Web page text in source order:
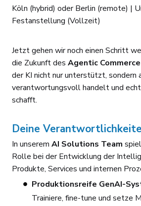
Köln (hybrid) oder Berlin (remote) |
Festanstellung (Vollzeit)
Jetzt gehen wir noch einen Schritt
die Zukunft des Agentic Commerce
der KI nicht nur unterstützt, sondern
verantwortungsvoll handelt und
schafft.
Deine
In unserem AI Solutions Team
Rolle bei der Entwicklung der
Produkte, Services und internen
Produktionsreife GenAI-
Trainiere, fine-tune und setze